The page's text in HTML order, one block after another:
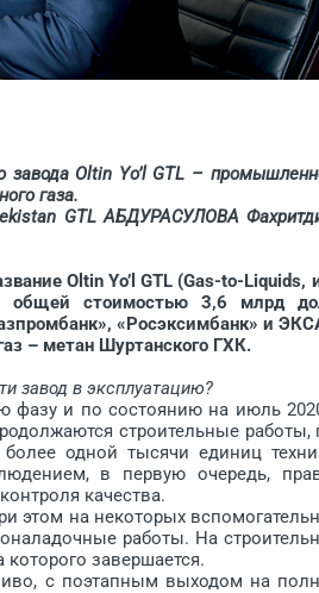
Oltin Yo’l GTL –
газа.
GTL АБДУРАСУЛОВА
Oltin Yo’l GTL (Gas-to-Liquids,
общей стоимостью 3,6 млрд
«Росэксимбанк» и
– метан Шуртанского ГХК.
завод в эксплуатацию?
фазу и по состоянию на июль
строительные работы,
одной тысячи единиц
в первую очередь,
качества.
этом на некоторых
работы. На
завер­шается.
с поэтапным выходом на